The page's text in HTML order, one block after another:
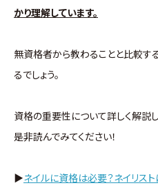
かり理解しています。
無資格者から教わることと比較す
るでしょう。
資格の重要性について詳しく解説
是非読んでみてください！
▶ネイルに資格は必要？ネイリス